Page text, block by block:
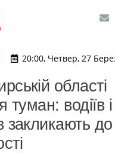
20:00, Четвер, 27
області
туман: водіїв і
закликають до